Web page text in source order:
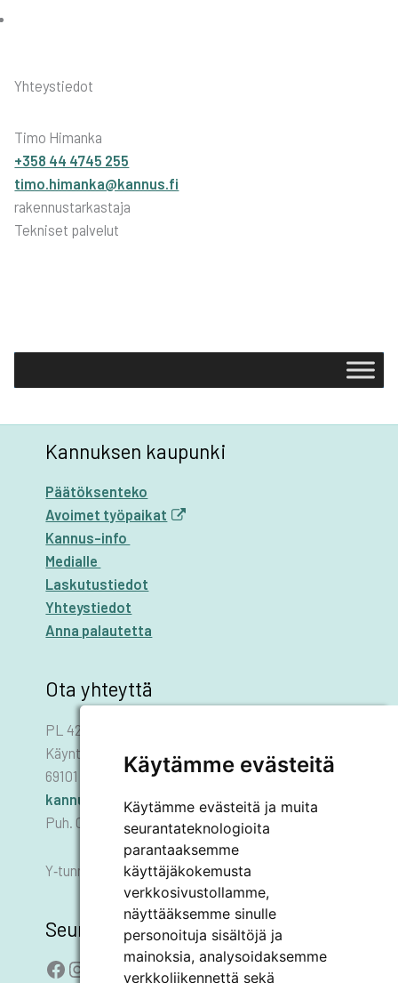
Käytämme evästeitä
Käytämme evästeitä ja muita
seurantateknologioita
parantaaksemme
käyttäjäkokemusta
verkkosivustollamme,
näyttääksemme sinulle
personoituja sisältöjä ja
mainoksia, analysoidaksemme
verkkoliikennettä sekä
Yhteystiedot
Timo Himanka
+358 44 4745 255
timo.himanka@kannus.fi
rakennustarkastaja
Tekniset palvelut
Kannuksen kaupunki
Päätöksenteko
Avoimet työpaikat
Kannus-info
Medialle
Laskutustiedot
Yhteystiedot
Anna palautetta
Ota yhteyttä
PL 42
Käyntiosoite: Asematie 1
69101 KANNUS
kannus.kaupunki@kannus.ﬁ
Puh. 06 8745 111
Y‑tunnus 0178455–6
Seuraa meitä
Facebook
Instagram
LinkedIn
YouTube